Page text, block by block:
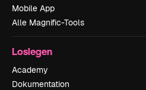
Mobile App
Alle Magnific-Tools
Loslegen
Academy
Dokumentation